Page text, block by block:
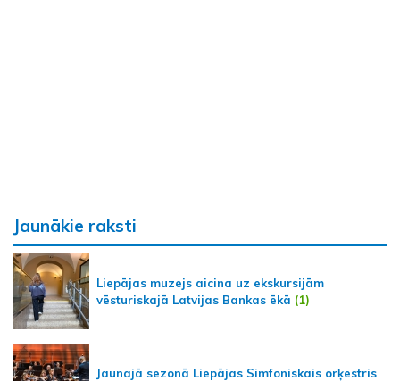
Jaunākie raksti
Liepājas muzejs aicina uz ekskursijām
vēsturiskajā Latvijas Bankas ēkā (1)
Jaunajā sezonā Liepājas Simfoniskais orķestris